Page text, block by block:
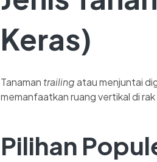
Keras)
Tanaman trailingatau menjuntai
memanfaatkan ruang vertikal di
Pilihan